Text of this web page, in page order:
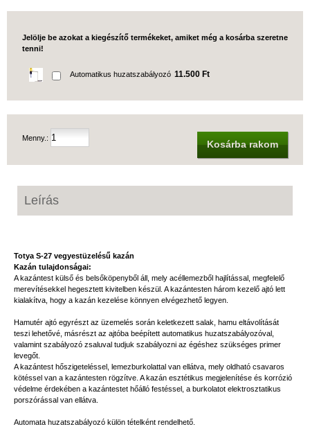
Jelölje be azokat a kiegészítő termékeket, amiket még a kosárba szeretne
tenni!
Automatikus huzatszabályozó 11.500 Ft
Menny.:
Kosárba rakom
Leírás
Totya S-27 vegyestüzelésű kazán
Kazán tulajdonságai:
A kazántest külső és belsőköpenyből áll, mely acéllemezből hajlítással, megfelelő
merevítésekkel hegesztett kivitelben készül. A kazántesten három kezelő ajtó lett
kialakítva, hogy a kazán kezelése könnyen elvégezhető legyen.
Hamutér ajtó egyrészt az üzemelés során keletkezett salak, hamu eltávolítását
teszi lehetővé, másrészt az ajtóba beépített automatikus huzatszabályozóval,
valamint szabályozó zsaluval tudjuk szabályozni az égéshez szükséges primer
levegőt.
A kazántest hőszigeteléssel, lemezburkolattal van ellátva, mely oldható csavaros
kötéssel van a kazántesten rögzítve. A kazán esztétikus megjelenítése és korrózió
védelme érdekében a kazántestet hőálló festéssel, a burkolatot elektrosztatikus
porszórással van ellátva.
Automata huzatszabályozó külön tételként rendelhető.